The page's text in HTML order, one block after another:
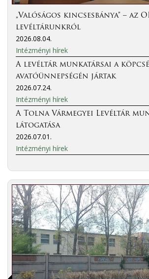
„Valóságos kincsesbánya” – az
levéltárunkról
2026.08.04.
Intézményi hírek
A levéltár munkatársai a
avatóünnepségén jártak
2026.07.24.
Intézményi hírek
A Tolna Vármegyei Levéltár
látogatása
2026.07.01.
Intézményi hírek